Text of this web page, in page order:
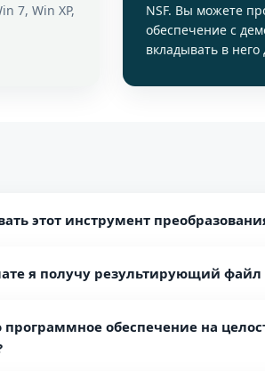
7, Win XP,
NSF. Вы можете
обеспечение с
вкладывать в него
этот инструмент
откройте программное обеспечение на
вариант экспорта.
к результирующему файлу.
Начать создание сейчас.
я получу результирующий файл
который легко открывается в MS
программное обеспечение на